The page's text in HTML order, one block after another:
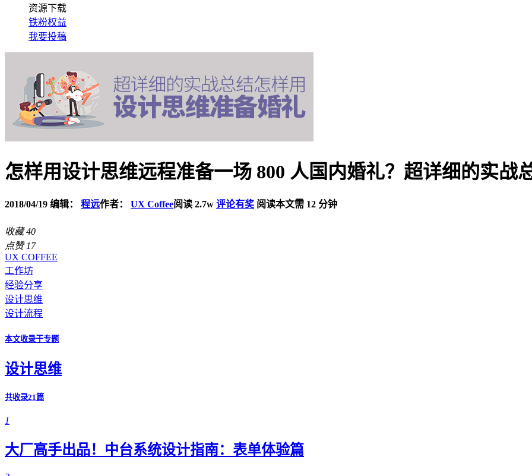
资源下载
铁粉权益
我要投稿
怎样用设计思维远程准备一场 800 人国内婚礼？超详细的实战
2018/04/19 编辑： 程远作者： UX Coffee阅读 2.7w 评论有奖 阅读本文需 12 分钟
收藏 40
点赞 17
UX COFFEE
工作坊
经验分享
设计思维
设计流程
本文收录于专题
设计思维
共收录21篇
1
大厂高手出品！中台系统设计指南：表单体验篇